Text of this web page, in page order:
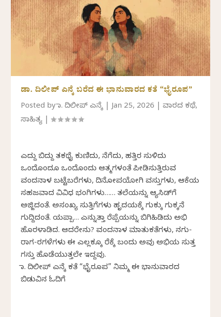
ಡಾ. ದಿಲೀಪ್‌ ಎನ್ಕೆ ಬರೆದ ಈ ಭಾನುವಾರದ ಕತೆ “ಭೈರೂಪ”
Posted byಡಾ. ದಿಲೀಪ್ ಎನ್ಕೆ |Jan 25, 2026 |ವಾರದ ಕಥೆ,
ಸಾಹಿತ್ಯ |
ಎದ್ದು ಬಿದ್ದು ತಕಥೈ ಕುಣಿದು, ನೆಗೆದು, ಹತ್ತಿರ ಸುಳಿದು
ಒಂದೊಂದೂ ಒಂದೊಂದು ಆತ್ಮಗಳಂತೆ ಪೀಡಿಸುತ್ತಿರುವ
ವಂದನಾಳ ಬಟ್ಟೆಬರೆಗಳು, ದಿನೋಪಯೋಗಿ ವಸ್ತುಗಳು, ಆಕೆಯ
ಸಹಜವಾದ ವಿವಿಧ ಭಂಗಿಗಳು…… ತಲೆಯನ್ನು ಆ್ಯಸಿಡ್‌ಗೆ
ಅಜ್ಜಿದಂತೆ. ಅಸಂಖ್ಯ ಸುತ್ತಿಗೆಗಳು ಹೃದಯಕ್ಕೆ ಗುಕ್ಕು ಗುಕ್ಕನೆ
ಗುದ್ದಿದಂತೆ. ಯಪ್ಪಾ… ಎನ್ನುತ್ತಾ ರೆಪ್ಪೆಯನ್ನು ಬಿಗಿಹಿಡಿದು ಅಭಿ
ಹೊರಳಾಡಿದ. ಆದರೇನು? ವಂದನಾಳ ಮಾತುಕತೆಗಳು, ನಗು-
ರಾಗ-ರಗಳೆಗಳು ಈ ಎಲ್ಲಕ್ಕೂ ರೆಕ್ಕೆ ಬಂದು ಅವು ಅಭಿಯ ಸುತ್ತ
ಗಸ್ತು ಹೊಡೆಯುತ್ತಲೇ ಇದ್ದವು.
ಡಾ. ದಿಲೀಪ್‌ ಎನ್ಕೆ ಕತೆ “ಭೈರೂಪ” ನಿಮ್ಮ ಈ ಭಾನುವಾರದ
ಬಿಡುವಿನ ಓದಿಗೆ